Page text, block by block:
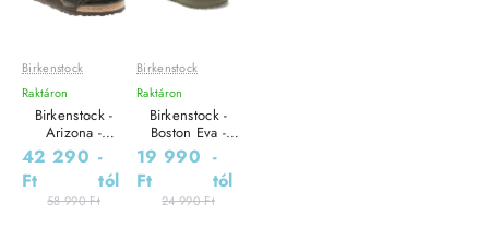
Leárazás
Outlet Ár
Birkenstock
Raktáron
Birkenstock -
Arizona -
Uniszex papucs
42 290
Ft
-
tól
58 990 Ft
Leárazás
Birkenstock
Raktáron
Birkenstock -
Boston Eva -
Férfi klumpa
19 990
Ft
-
tól
24 990 Ft